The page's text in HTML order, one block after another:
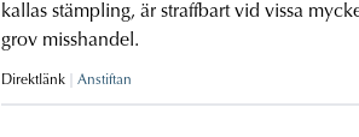
kallas stämpling, är straffbart vid vissa
grov misshandel.
Direktlänk Anstiftan